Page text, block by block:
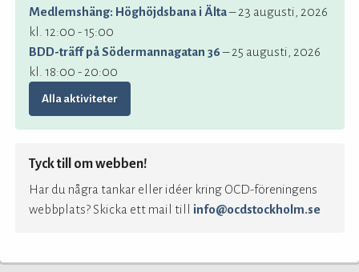
Medlemshäng: Höghöjdsbana i Älta– 23 augusti, 2026
kl. 12:00 - 15:00
BDD-träff på Södermannagatan 36– 25 augusti, 2026
kl. 18:00 - 20:00
Alla aktiviteter
Tyck till om webben!
Har du några tankar eller idéer kring OCD-föreningens
webbplats? Skicka ett mail till info@ocdstockholm.se